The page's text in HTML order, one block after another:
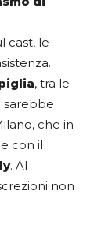
cast, le
, tra le
sarebbe
che in
con il
. Al
non